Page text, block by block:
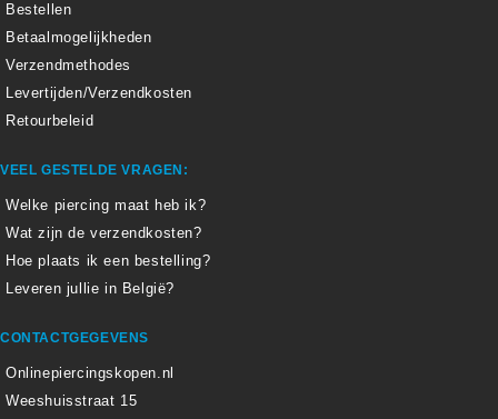
Bestellen
Betaalmogelijkheden
Verzendmethodes
Levertijden/Verzendkosten
Retourbeleid
VEEL GESTELDE VRAGEN:
Welke piercing maat heb ik?
Wat zijn de verzendkosten?
Hoe plaats ik een bestelling?
Leveren jullie in België?
CONTACTGEGEVENS
Onlinepiercingskopen.nl
Weeshuisstraat 15